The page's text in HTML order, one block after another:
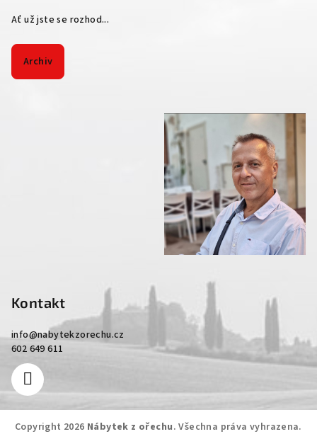
Ať už jste se rozhod...
Archiv
Kontakt
info@nabytekzorechu.cz
602 649 611
Copyright 2026 Nábytek z ořechu. Všechna práva vyhrazena.